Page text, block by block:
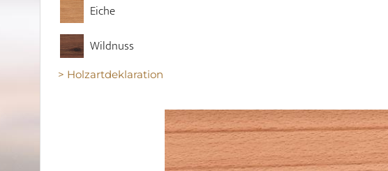
Eiche
Wildnuss
> Holzartdeklaration